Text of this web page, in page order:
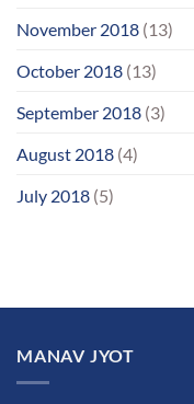
November 2018 (13)
October 2018 (13)
September 2018 (3)
August 2018 (4)
July 2018 (5)
MANAV JYOT